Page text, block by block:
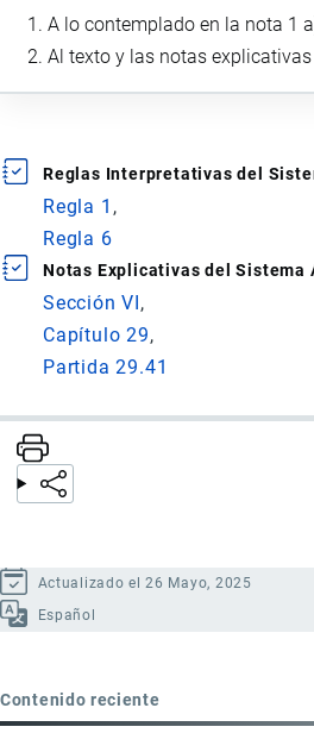
A lo contemplado en la nota 1
Al texto y las notas
Reglas Interpretativas del
Regla 1
Regla 6
Notas Explicativas del Sistema
Sección VI
Capítulo 29
Partida 29.41
Actualizado el 26 Mayo, 2025
Español
Contenido reciente